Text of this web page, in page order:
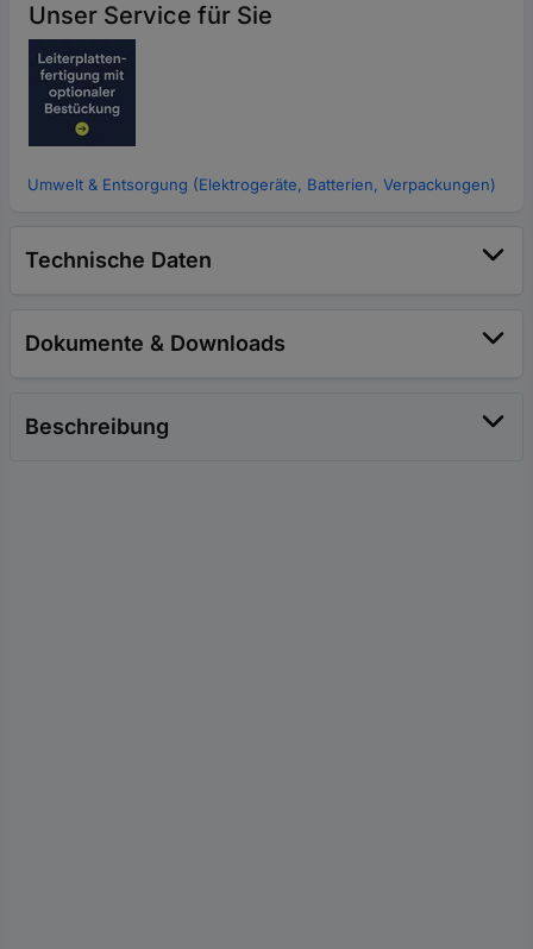
Unser Service für Sie
Umwelt & Entsorgung (Elektrogeräte, Batterien, Verpackungen)
Technische Daten
Dokumente & Downloads
Beschreibung